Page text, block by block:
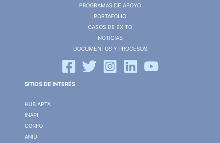
PROGRAMAS DE APOYO
PORTAFOLIO
CASOS DE ÉXITO
NOTICIAS
DOCUMENTOS Y PROCESOS
SITIOS DE INTERÉS
HUB APTA
INAPI
CORFO
ANID